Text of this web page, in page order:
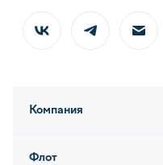
Компания
Флот